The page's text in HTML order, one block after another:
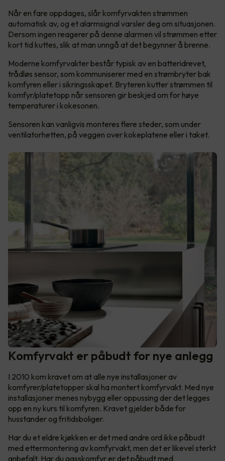
Når en fare oppdages, slår komfyrvakten strømmen
automatisk av, og et alarmsignal varsler deg om situasjonen.
Dersom ingen reagerer på denne alarmen vil strømmen etter
kort tid kuttes, slik at man unngå at det begynner å brenne.
Moderne komfyrvakter består typisk av en batteridrevet,
trådløs sensor, som kommuniserer med en strømbryter bak
komfyren eller i sikringsskapet. Bryteren kutter strømmen til
komfyr/platetopp når sensoren gir beskjed om for høye
temperaturer i kokesonen.
Sensoren kan vanligvis monteres flere steder, som under
ventilatorhetten, på veggen over kokeplatene eller i taket.
Komfyrvakt er påbudt for nye anlegg
I 2010 kom kravet om at alle nye installasjoner av
komfyrer/platetopper skal ha montert komfyrvakt. Med nye
installasjoner menes nybygg eller oppussing der det legges
opp en ny kurs til komfyren. Kravet gjelder både for
husstander og fritidsboliger.
Har du et eldre kjøkken er det med andre ord ikke påbudt
med ettermontering av komfyrvakt, men det er likevel sterkt
anbefalt. Har du gasskomfyr er det påbudt med